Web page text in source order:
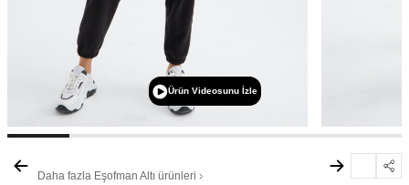
Ürün Videosunu İzle
Daha fazla Eşofman Altı ürünleri